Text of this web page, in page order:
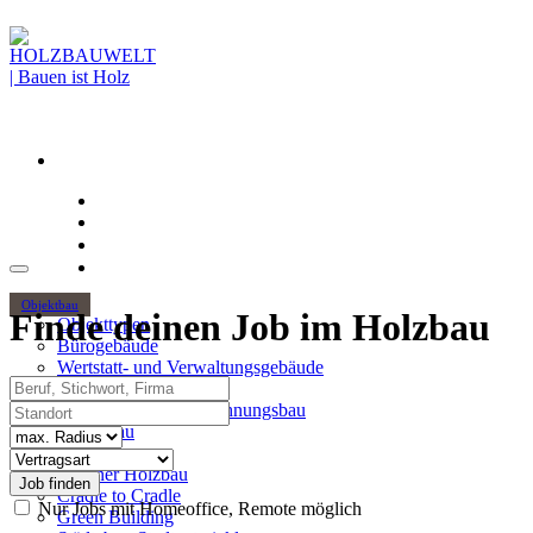
Objektbau
Objekttypen
Bürogebäude
Wertstatt- und Verwaltungsgebäude
Holzhochhäuser
Mehrgeschossiger Wohnungsbau
Hallenbau
Themen
Urbaner Holzbau
Cradle to Cradle
Green Building
Finde deinen Job im Holzbau
Beruf, Stichwort, Firma
Standort
Radius
Vertragsart
Nur Jobs mit Homeoffice, Remote möglich